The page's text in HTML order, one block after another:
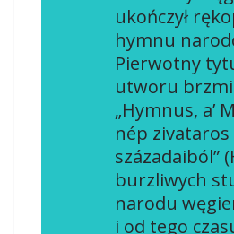
ukończył
hymnu
Pierwotny
utworu
„Hymnus, a’
nép zivataros
századaiból”
burzliwych
narodu
i od tego